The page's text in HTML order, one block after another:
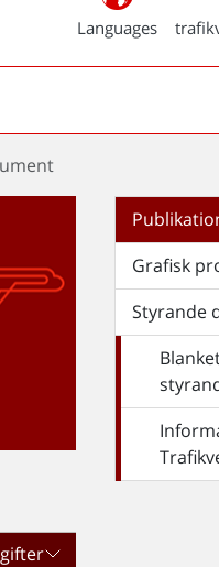
Languages
Grafisk
Styrande